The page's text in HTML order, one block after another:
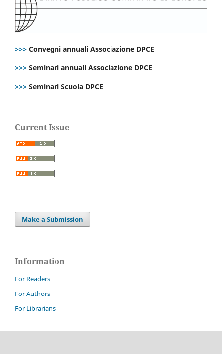
>>> Convegni annuali Associazione DPCE
>>> Seminari annuali Associazione DPCE
>>> Seminari Scuola DPCE
Current Issue
Make a Submission
Information
For Readers
For Authors
For Librarians